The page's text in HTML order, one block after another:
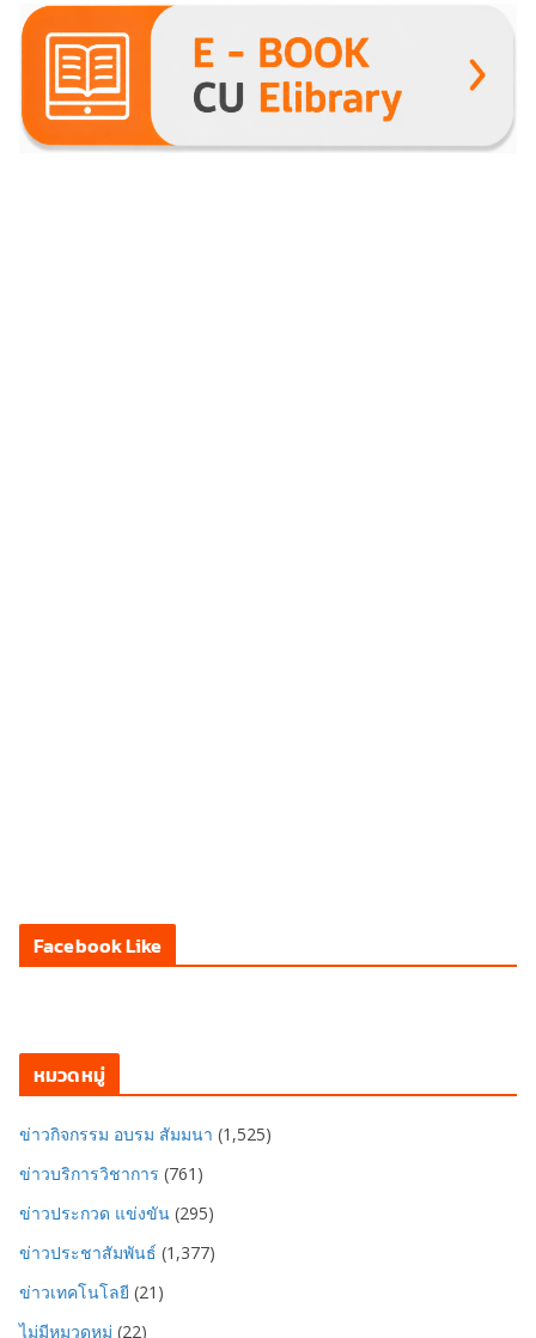
Facebook Like
หมวดหมู่
ข่าวกิจกรรม อบรม สัมมนา (1,525)
ข่าวบริการวิชาการ (761)
ข่าวประกวด แข่งขัน (295)
ข่าวประชาสัมพันธ์ (1,377)
ข่าวเทคโนโลยี (21)
ไม่มีหมวดหมู่ (22)